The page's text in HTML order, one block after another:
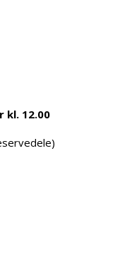
kl. 12.00